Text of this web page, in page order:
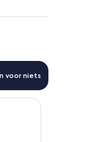
voor niets